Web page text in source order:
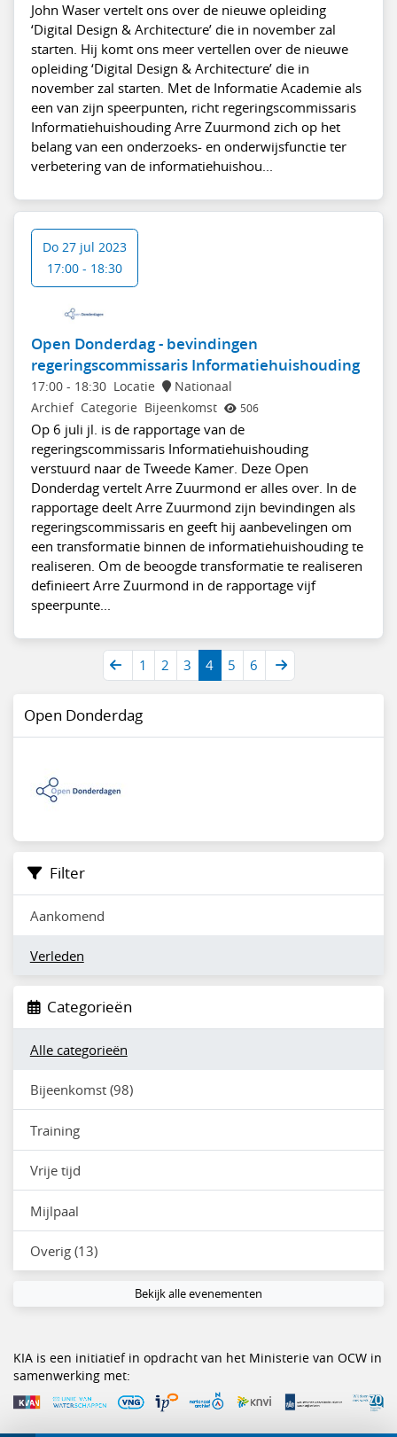
John Waser vertelt ons over de nieuwe opleiding
‘Digital Design & Architecture’ die in november zal
starten. Hij komt ons meer vertellen over de nieuwe
opleiding ‘Digital Design & Architecture’ die in
november zal starten. Met de Informatie Academie als
een van zijn speerpunten, richt regeringscommissaris
Informatiehuishouding Arre Zuurmond zich op het
belang van een onderzoeks- en onderwijsfunctie ter
verbetering van de informatiehuishou...
Open Donderdag - bevindingen
regeringscommissaris Informatiehuishouding
17:00- 18:30 Locatie
Nationaal
Archief Categorie Bijeenkomst 506
Op 6 juli jl. is de rapportage van de
regeringscommissaris Informatiehuishouding
verstuurd naar de Tweede Kamer. Deze Open
Donderdag vertelt Arre Zuurmond er alles over. In de
rapportage deelt Arre Zuurmond zijn bevindingen als
regeringscommissaris en geeft hij aanbevelingen om
een transformatie binnen de informatiehuishouding te
realiseren. Om de beoogde transformatie te realiseren
definieert Arre Zuurmond in de rapportage vijf
speerpunte...
Do 27 jul 2023
17:00 - 18:30
1 2 3 4 5 6
Open Donderdag
Filter
Aankomend
Verleden
Categorieën
Alle categorieën
Bijeenkomst (98)
Training
Vrije tijd
Mijlpaal
Overig (13)
Bekijk alle evenementen
KIA is een initiatief in opdracht van het Ministerie van OCW in
samenwerking met: